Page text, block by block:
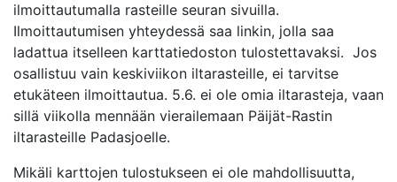
ilmoittautumalla rasteille seuran sivuilla.
Ilmoittautumisen yhteydessä saa linkin, jolla saa
ladattua itselleen karttatiedoston tulostettavaksi. Jos
osallistuu vain keskiviikon iltarasteille, ei tarvitse
etukäteen ilmoittautua. 5.6. ei ole omia iltarasteja, vaan
sillä viikolla mennään vierailemaan Päijät-Rastin
iltarasteille Padasjoelle.
Mikäli karttojen tulostukseen ei ole mahdollisuutta,